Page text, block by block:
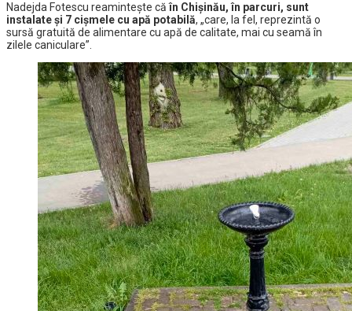
Nadejda Fotescu reamintește căîn Chișinău, în parcuri, sunt
instalate și 7 cișmele cu apă potabilă, „care, la fel, reprezintă o
sursă gratuită de alimentare cu apă de calitate, mai cu seamă în
zilele caniculare”.